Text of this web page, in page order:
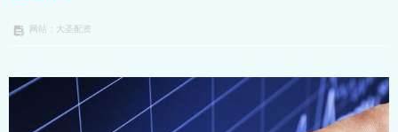
网站：大圣配资